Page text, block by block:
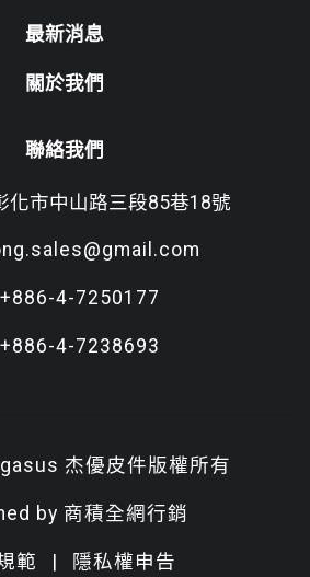
最新消息
關於我們
聯絡我們
化市中山路三段85巷18號
+886-4-7250177
+886-4-7238693
杰優皮件版權所有
by 商積全網行銷
範 | 隱私權申告